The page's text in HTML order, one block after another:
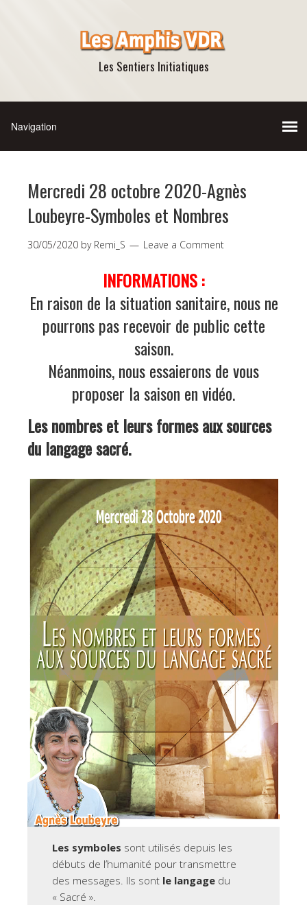
Les Sentiers Initiatiques
Mercredi 28 octobre 2020-Agnès
Loubeyre-Symboles et Nombres
30/05/2020 by Remi_S Leave a Comment
INFORMATIONS :
En raison de la situation sanitaire,nous ne
pourrons pas recevoir de public cette
saison.
Néanmoins, nous essaierons de vous
proposer la saison en vidéo.
Les nombres et leurs formes aux sources
du langage sacré.
Les symboles sont utilisés depuis les
débuts de l’humanité pour transmettre
des messages. Ils sont le langagedu
« Sacré ».